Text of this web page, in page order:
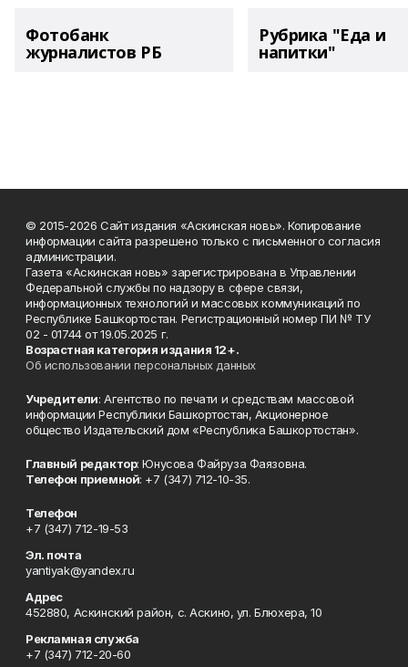
Фотобанк
журналистов РБ
Рубрика "Еда и
напитки"
© 2015-2026 Сайт издания «Аскинская новь». Копирование
информации сайта разрешено только с письменного согласия
администрации.
Газета «Аскинская новь» зарегистрирована в Управлении
Федеральной службы по надзору в сфере связи,
информационных технологий и массовых коммуникаций по
Республике Башкортостан. Регистрационный номер ПИ № ТУ
02 - 01744 от 19.05.2025 г.
Возрастная категория издания 12+.
Об использовании персональных данных
Учредители: Агентство по печати и средствам массовой
информации Республики Башкортостан, Акционерное
общество Издательский дом «Республика Башкортостан».
Главный редактор: Юнусова Файруза Фаязовна.
Телефон приемной: +7 (347) 712-10-35.
Телефон
+7 (347) 712-19-53
Эл. почта
yantiyak@yandex.ru
Адрес
452880, Аскинский район, с. Аскино, ул. Блюхера, 10
Рекламная служба
+7 (347) 712-20-60